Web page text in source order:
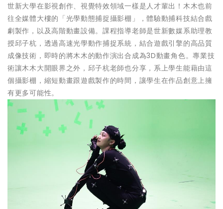
世新大學在影視創作、視覺特效領域一樣是人才輩出！木木也前
往全媒體大樓的「光學動態捕捉攝影棚」，體驗動捕科技結合戲
劇製作，以及高階動畫設備。課程指導老師是世新數媒系助理教
授邱子杭，透過高速光學動作捕捉系統，結合遊戲引擎的高品質
成像技術，即時的將木木的動作演出合成為3D動畫角色。專業技
術讓木木大開眼界之外，邱子杭老師也分享，系上學生能藉由這
個攝影棚，縮短動畫跟遊戲製作的時間，讓學生在作品創意上擁
有更多可能性。